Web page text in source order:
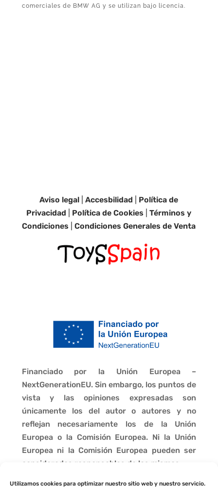
Utilizamos cookies para optimizar nuestro sitio web y nuestro servicio.
comerciales de BMW AG y se utilizan bajo licencia.
Aviso legal |Accesbilidad
Política de
Privacidad
Política de Cookies |Términos y
Condiciones |Condiciones Generales de Venta
Financiado por la Unión Europea –
NextGenerationEU. Sin embargo, los puntos de
vista y las opiniones expresadas son
únicamente los del autor o autores y no
reflejan necesariamente los de la Unión
Europea o la Comisión Europea. Ni la Unión
Europea ni la Comisión Europea pueden ser
consideradas responsables de las mismas.